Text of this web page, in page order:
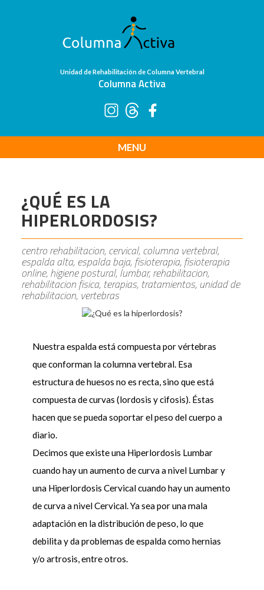
Unidad de Rehabilitación de Columna Vertebral
Columna Activa
MENU
¿QUÉ ES LA
HIPERLORDOSIS?
centro rehabilitacion, cervical, columna vertebral,
espalda alta, espalda baja, fisioterapia, fisioterapia
online, higiene postural, lumbar, rehabilitacion,
rehabilitacion fisica, terapias, tratamientos, unidad de
rehabilitacion, vertebras
Nuestra espalda está compuesta por vértebras
que conforman la columna vertebral. Esa
estructura de huesos no es recta, sino que está
compuesta de curvas (lordosis y cifosis). Éstas
hacen que se pueda soportar el peso del cuerpo a
diario.
Decimos que existe una Hiperlordosis Lumbar
cuando hay un aumento de curva a nivel Lumbar y
una Hiperlordosis Cervical cuando hay un aumento
de curva a nivel Cervical. Ya sea por una mala
adaptación en la distribución de peso, lo que
debilita y da problemas de espalda como hernias
y/o artrosis, entre otros.